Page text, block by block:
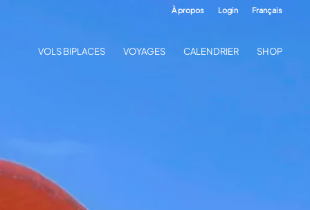
À propos Login Français
VOLS BIPLACES VOYAGES CALENDRIER SHOP